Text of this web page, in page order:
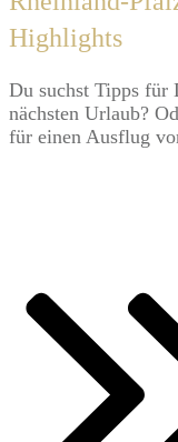
Highlights
​Du suchst Tipps für
nächsten Urlaub?
für einen Ausflug